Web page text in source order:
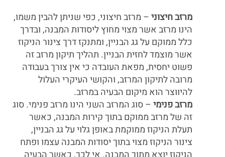
מרזב חיצוני– מרזב חיצוני, כפי שניתן להבין משמו,
הינו מרזב אשר מצוי מחוץ ליסודות המבנה, ובדרך
כלל ממוקם על גג הבניין, ומתנקז דרך צינור הניקוז
אשר מוצמד לחזית הבניין. תהליך תיקון מרזב זה
פשוט יחסית, מפאת העובדה כי אין צורך בעבודה
מרובה לתיקון המרזב, והקושי העיקרי העלול
להיווצר הוא מיקום הבעיה במרזב.
מרזב פנימי– סוג המרזב השני הינו מרזב פנימי. סוג
זה של מרזב ממוקם בתוך קירות המבנה, כאשר
תעלת הניקוז ממוקמת באופן גלוי על גג הבניין,
צינור הניקוז מצוי בתוך יסודות המבנה עצמו ופתח